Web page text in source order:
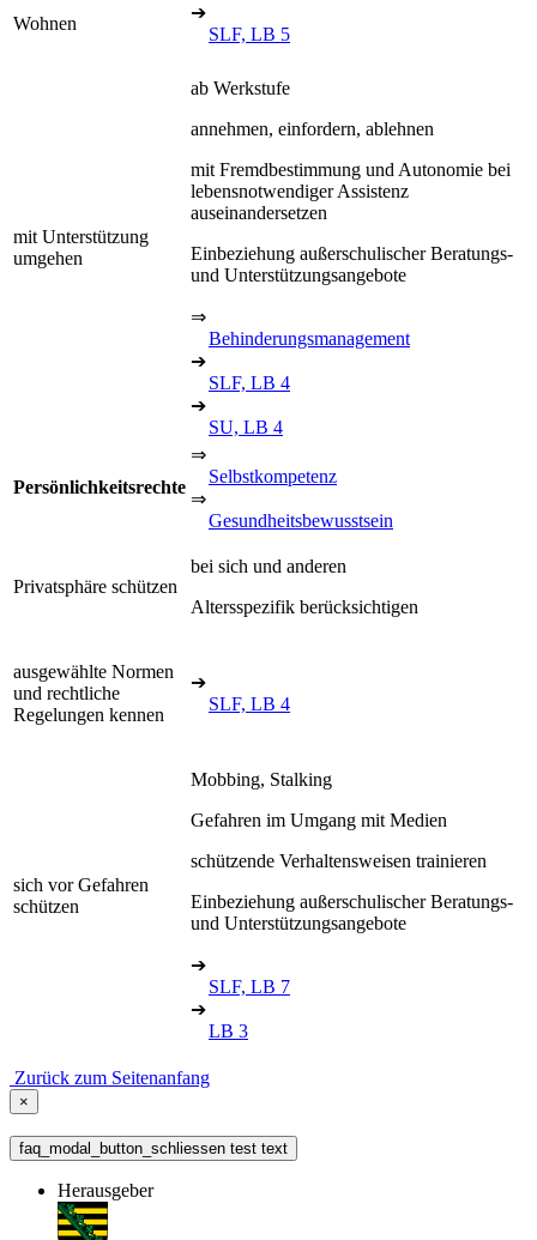
Wohnen
➔
SLF, LB 5
mit Unterstützung
umgehen
ab Werkstufe
annehmen, einfordern, ablehnen
mit Fremdbestimmung und Autonomie bei
lebensnotwendiger Assistenz
auseinandersetzen
Einbeziehung außerschulischer Beratungs-
und Unterstützungsangebote
⇒
Behinderungsmanagement
➔
SLF, LB 4
➔
SU, LB 4
Persönlichkeitsrechte
⇒
Selbstkompetenz
⇒
Gesundheitsbewusstsein
Privatsphäre schützen
bei sich und anderen
Altersspezifik berücksichtigen
ausgewählte Normen
und rechtliche
Regelungen kennen
➔
SLF, LB 4
sich vor Gefahren
schützen
Mobbing, Stalking
Gefahren im Umgang mit Medien
schützende Verhaltensweisen trainieren
Einbeziehung außerschulischer Beratungs-
und Unterstützungsangebote
➔
SLF, LB 7
➔
LB 3
Zurück zum Seitenanfang
×
faq_modal_button_schliessen test text
Herausgeber